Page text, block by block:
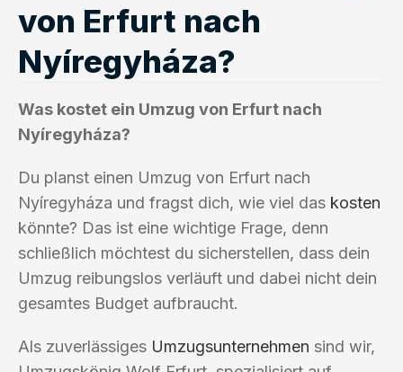
von Erfurt nach
Nyíregyháza?
Was kostet ein Umzug von Erfurt nach
Nyíregyháza?
Du planst einen Umzug von Erfurt nach
Nyíregyháza und fragst dich, wie viel das kosten
könnte? Das ist eine wichtige Frage, denn
schließlich möchtest du sicherstellen, dass dein
Umzug reibungslos verläuft und dabei nicht dein
gesamtes Budget aufbraucht.
Als zuverlässiges Umzugsunternehmen sind wir,